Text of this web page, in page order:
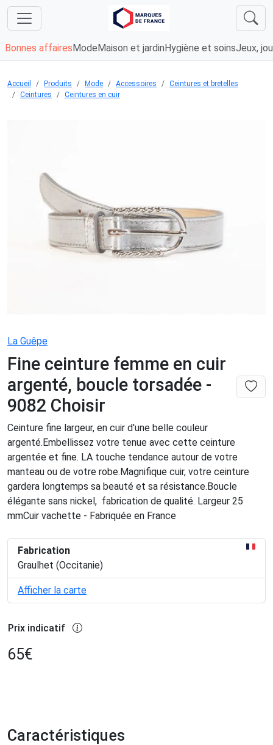
Bonnes affaires Mode Maison et jardin Hygiène et soinsJeux,
Accueil Produits Mode Accessoires
Ceintures et bretelles
Ceintures
Ceintures en cuir
La Guêpe
Fine ceinture femme en cuir
argenté, boucle torsadée -
9082 Choisir
Ceinture fine largeur, en cuir d'une belle couleur
argenté.Embellissez votre tenue avec cette ceinture
argentée et fine. LA touche tendance autour de votre
manteau ou de votre robe.Magnifique cuir, votre ceinture
gardera longtemps sa beauté et sa résistance.Boucle
élégante sans nickel, fabrication de qualité. Largeur 25
mmCuir vachette - Fabriquée en France
Fabrication
Graulhet (Occitanie)
Afficher la carte
Prix indicatif
65€
Caractéristiques